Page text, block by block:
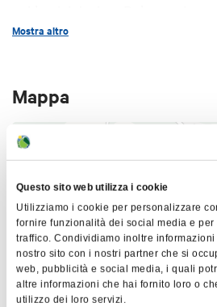
Questo sito web utilizza i cookie
Utilizziamo i cookie per personalizzare
fornire funzionalità dei social media e
traffico. Condividiamo inoltre
nostro sito con i nostri partner che si
web, pubblicità e social media, i quali
altre informazioni che hai fornito loro o
utilizzo dei loro servizi.
tutte dotate di bagno privato e
da stiro. I prezzi includono la
che viene servita nella sala, o
giardino.
Il B&B è circondato da un
di quercia privato e recintato,
frutteto, nei quali potrete
Nelle diverse aree della
panchine, sedie, amache,
dolce e piacevole ozio,
Mostra altro
Mappa
+